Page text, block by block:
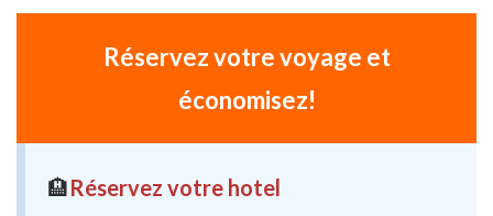
Réservez votre voyage et
économisez!
🏨Réservez votre hotel